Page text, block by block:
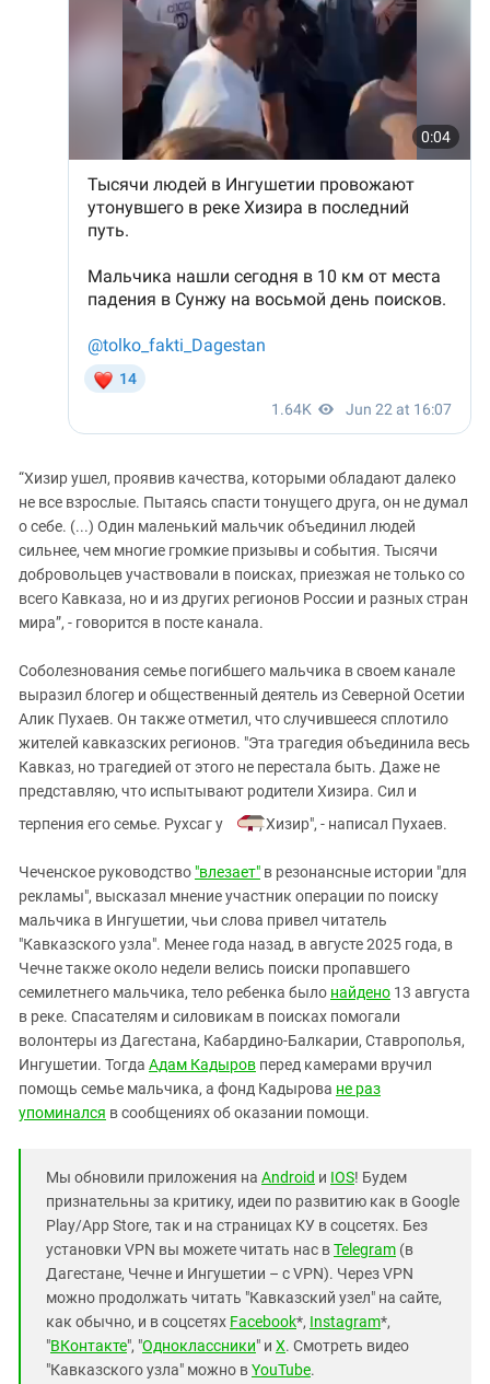
“Хизир ушел, проявив качества, которыми обладают далеко
не все взрослые. Пытаясь спасти тонущего друга, он не думал
о себе. (...) Один маленький мальчик объединил людей
сильнее, чем многие громкие призывы и события. Тысячи
добровольцев участвовали в поисках, приезжая не только со
всего Кавказа, но и из других регионов России и разных стран
мира”, - говорится в посте канала.
Соболезнования семье погибшего мальчика в своем канале
выразил блогер и общественный деятель из Северной Осетии
Алик Пухаев. Он также отметил, что случившееся сплотило
жителей кавказских регионов. "Эта трагедия объединила весь
Кавказ, но трагедией от этого не перестала быть. Даже не
представляю, что испытывают родители Хизира. Сил и
терпения его семье. Рухсаг у
, Хизир", - написал Пухаев.
Чеченское руководство "влезает" в резонансные истории "для
рекламы", высказал мнение участник операции по поиску
мальчика в Ингушетии, чьи слова привел читатель
"Кавказского узла". Менее года назад, в августе 2025 года, в
Чечне также около недели велись поиски пропавшего
семилетнего мальчика, тело ребенка было найдено 13 августа
в реке. Спасателям и силовикам в поисках помогали
волонтеры из Дагестана, Кабардино-Балкарии, Ставрополья,
Ингушетии. Тогда Адам Кадыров перед камерами вручил
помощь семье мальчика, а фонд Кадырова не раз
упоминался в сообщениях об оказании помощи.
Мы обновили приложения на Android и IOS! Будем
признательны за критику, идеи по развитию как в Google
Play/App Store, так и на страницах КУ в соцсетях. Без
установки VPN вы можете читать нас вTelegram (в
Дагестане, Чечне и Ингушетии – с VPN). Через VPN
можно продолжать читать "Кавказский узел" на сайте,
как обычно, и в соцсетях Facebook*, Instagram*,
"ВКонтакте", "Одноклассники" и X. Смотреть видео
"Кавказского узла" можно вYouTube.